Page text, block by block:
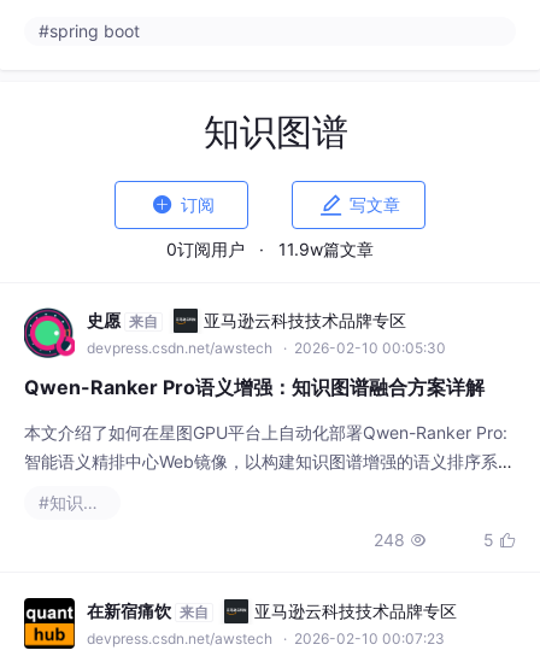
#spring boot
知识图谱
 订阅  写文章
0订阅用户 · 11.9w篇文章
史愿 来自 亚马逊云科技技术品牌专区
devpress.csdn.net/awstech · 2026-02-10 00:05:30
Qwen-Ranker Pro语义增强：知识图谱融合方案详解
本文介绍了如何在星图GPU平台上自动化部署Qwen-Ranker Pro:
智能语义精排中心Web镜像，以构建知识图谱增强的语义排序系
#知识图谱
248  5 
在新宿痛饮 来自 亚马逊云科技技术品牌专区
devpress.csdn.net/awstech · 2026-02-10 00:07:23